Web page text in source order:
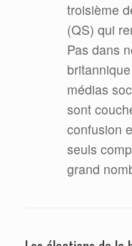
troisième
(QS) qui
Pas dans
médias
sont
confusion
seuls
grand